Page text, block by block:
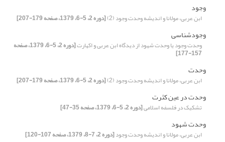
وجود
ابن عربی، مولانا و اندیشه وحدت وجود (2) [دوره 2، 5-6، 1379، صفحه 179-207]
وجودشناسی
وحدت وجود یا وحدت شهود از دیدگاه ابن عربی و اکهارت [دوره 2، 5-6، 1379، صفحه
157-177]
وحدت
ابن عربی، مولانا و اندیشه وحدت وجود (2) [دوره 2، 5-6، 1379، صفحه 179-207]
وحدت در عین کثرت
تشکیک در فلسفه اسلامی[دوره 2، 5-6، 1379، صفحه 35-47]
وحدت شهود
ابن عربی، مولانا و اندیشه وحدت وجود[دوره 2، 7-8، 1379، صفحه 107-120]